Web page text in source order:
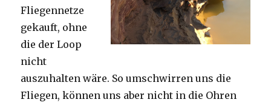
Fliegennetze
gekauft, ohne
die der Loop
nicht
auszuhalten wäre. So umschwirren uns die
Fliegen, können uns aber nicht in die Ohren